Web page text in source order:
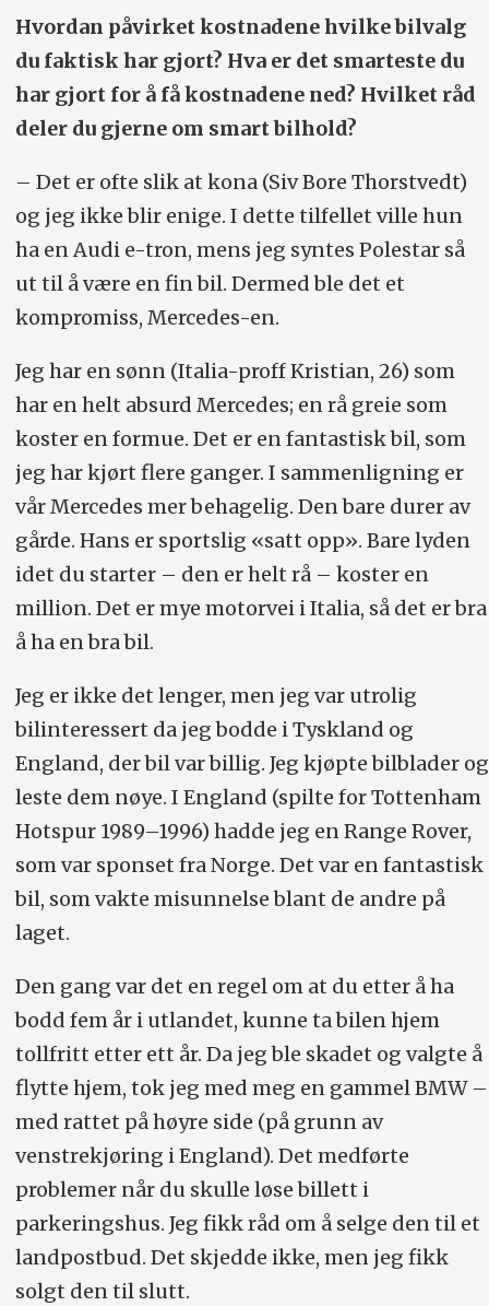
Hvordan påvirket kostnadene hvilke bilvalg
du faktisk har gjort? Hva er det smarteste du
har gjort for å få kostnadene ned? Hvilket råd
deler du gjerne om smart bilhold?
– Det er ofte slik at kona (Siv Bore Thorstvedt)
og jeg ikke blir enige. I dette tilfellet ville hun
ha en Audi e-tron, mens jeg syntes Polestar så
ut til å være en fin bil. Dermed ble det et
kompromiss, Mercedes-en.
Jeg har en sønn (Italia-proff Kristian, 26) som
har en helt absurd Mercedes; en rå greie som
koster en formue. Det er en fantastisk bil, som
jeg har kjørt flere ganger. I sammenligning er
vår Mercedes mer behagelig. Den bare durer av
gårde. Hans er sportslig «satt opp». Bare lyden
idet du starter – den er helt rå – koster en
million. Det er mye motorvei i Italia, så det er bra
å ha en bra bil.
Jeg er ikke det lenger, men jeg var utrolig
bilinteressert da jeg bodde i Tyskland og
England, der bil var billig. Jeg kjøpte bilblader og
leste dem nøye. I England (spilte for Tottenham
Hotspur 1989–1996) hadde jeg en Range Rover,
som var sponset fra Norge. Det var en fantastisk
bil, som vakte misunnelse blant de andre på
laget.
Den gang var det en regel om at du etter å ha
bodd fem år i utlandet, kunne ta bilen hjem
tollfritt etter ett år. Da jeg ble skadet og valgte å
flytte hjem, tok jeg med meg en gammel BMW –
med rattet på høyre side (på grunn av
venstrekjøring i England). Det medførte
problemer når du skulle løse billett i
parkeringshus. Jeg fikk råd om å selge den til et
landpostbud. Det skjedde ikke, men jeg fikk
solgt den til slutt.